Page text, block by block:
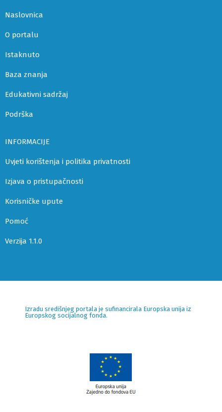
Naslovnica
O portalu
Istaknuto
Baza znanja
Edukativni sadržaj
Podrška
INFORMACIJE
Uvjeti korištenja i politika privatnosti
Izjava o pristupačnosti
Korisničke upute
Pomoć
Verzija 1.1.0
Izradu središnjeg portala je sufinancirala Europska unija iz
Europskog socijalnog fonda.